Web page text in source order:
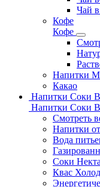
Чай
Кофе
Кофе
Напитки
Какао
Напитки Соки
Напитки Соки
Смотреть
Напитки
Вода
Соки
Квас